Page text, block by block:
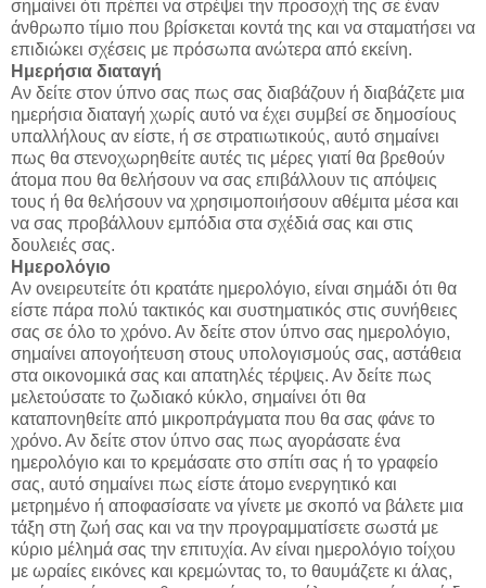
σημαίνει ότι πρέπει να στρέψει την προσοχή της σε έναν
άνθρωπο τίμιο που βρίσκεται κοντά της και να σταματήσει να
επιδιώκει σχέσεις με πρόσωπα ανώτερα από εκείνη.
Ημερήσια διαταγή
Αν δείτε στον ύπνο σας πως σας διαβάζουν ή διαβάζετε μια
ημερήσια διαταγή χωρίς αυτό να έχει συμβεί σε δημοσίους
υπαλλήλους αν είστε, ή σε στρατιωτικούς, αυτό σημαίνει
πως θα στενοχωρηθείτε αυτές τις μέρες γιατί θα βρεθούν
άτομα που θα θελήσουν να σας επιβάλλουν τις απόψεις
τους ή θα θελήσουν να χρησιμοποιήσουν αθέμιτα μέσα και
να σας προβάλλουν εμπόδια στα σχέδιά σας και στις
δουλειές σας.
Ημερολόγιο
Αν ονειρευτείτε ότι κρατάτε ημερολόγιο, είναι σημάδι ότι θα
είστε πάρα πολύ τακτικός και συστηματικός στις συνήθειες
σας σε όλο το χρόνο. Αν δείτε στον ύπνο σας ημερολόγιο,
σημαίνει απογοήτευση στους υπολογισμούς σας, αστάθεια
στα οικονομικά σας και απατηλές τέρψεις. Αν δείτε πως
μελετούσατε το ζωδιακό κύκλο, σημαίνει ότι θα
καταπονηθείτε από μικροπράγματα που θα σας φάνε το
χρόνο. Αν δείτε στον ύπνο σας πως αγοράσατε ένα
ημερολόγιο και το κρεμάσατε στο σπίτι σας ή το γραφείο
σας, αυτό σημαίνει πως είστε άτομο ενεργητικό και
μετρημένο ή αποφασίσατε να γίνετε με σκοπό να βάλετε μια
τάξη στη ζωή σας και να την προγραμματίσετε σωστά με
κύριο μέλημά σας την επιτυχία. Αν είναι ημερολόγιο τοίχου
με ωραίες εικόνες και κρεμώντας το, το θαυμάζετε κι άλας,